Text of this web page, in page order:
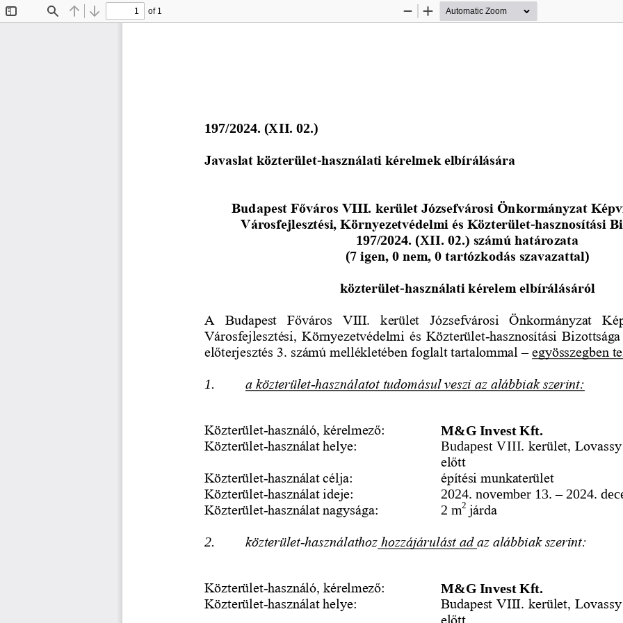
Find Previous
Next
of 1
Zoom
Zoom
197/2024. (XII. 02.)
Javaslat közterület-használati kérelmek elbírálására
Budapest Főváros VIII. kerület Józsefvárosi Önkormányzat
Városfejlesztési, Környezetvédelmi és Közterület-hasznosítási
197/2024. (XII. 02.) számú határozata
(7 igen, 0 nem, 0 tartózkodás szavazattal)
közterület-használati kérelem elbírálásáról
A  Budapest  Főváros  VIII.  kerület  Józsefvárosi  Önkormányzat
Városfejlesztési, Környezetvédelmi és Közterület-hasznosítási
előterjesztés 3. számú mellékletében foglalt tartalommal –egyösszegben
1. a közterület-használatot tudomásul veszi az alábbiak szerint:
Közterület-használó, kérelmező:
Közterület-használat helye:
Közterület-használat célja:
Közterület-használat ideje:
Közterület-használat nagysága:
M&G Invest Kft.
Budapest VIII. kerület,
előtt
építési munkaterület
2024. november 13. – 2024.
2 m2 járda
2. közterület-használathoz hozzájárulást ad az alábbiak szerint:
Közterület-használó, kérelmező:
Közterület-használat helye:
M&G Invest Kft.
Budapest VIII. kerület,
előtt